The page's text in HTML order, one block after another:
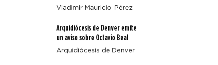
Vladimir Mauricio-Pérez
Arquidiócesis de Denver emite
un aviso sobre Octavio Beal
Arquidiócesis de Denver